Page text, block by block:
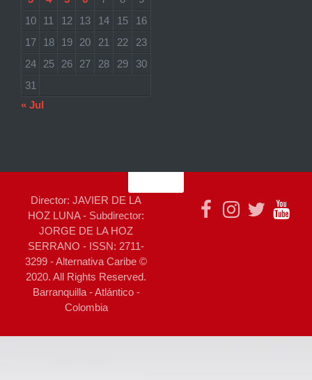
10
11 12 13 14 15
16
17
18 19 20 21 22
23
24
25 26 27 28 29
30
31
« Jul
Director: JAVIER DE LA
HOZ LUNA - Subdirector:
JORGE DE LA HOZ
SERRANO - ISSN: 2711-
3299 - Alternativa Caribe ©
2020. All Rights Reserved.
Barranquilla - Atlántico -
Colombia